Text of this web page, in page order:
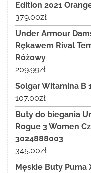
Edition 2021
379.00zł
Under Armour
Rękawem Rival
Różowy
209.99zł
Solgar Witamina B
107.00zł
Buty do biegania
Rogue 3 Women
3024888003
345.00zł
Męskie Buty Puma